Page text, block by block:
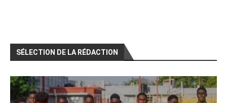
SÉLECTION DE LA RÉDACTION